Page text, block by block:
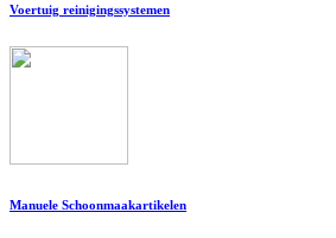
Voertuig reinigingssystemen
Manuele Schoonmaakartikelen